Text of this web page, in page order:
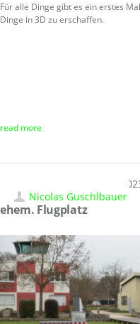
Für alle Dinge gibt es ein erstes
Dinge in 3D zu erschaffen.
read more
Nicolas Guschlbauer
ehem. Flugplatz